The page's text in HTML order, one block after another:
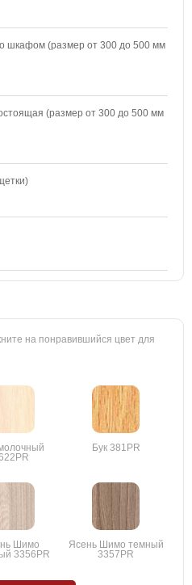
шкафом (размер от 300 до 500 мм
(размер от 300 до 500 мм
на понравившийся цвет для
Бук 381PR
Шимо
3356PR
Ясень Шимо темный
3357PR